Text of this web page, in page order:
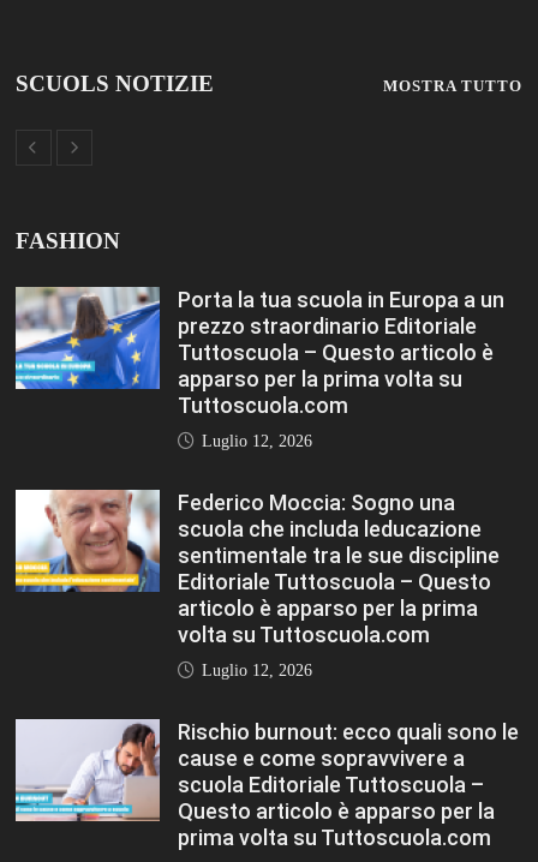
SCUOLS NOTIZIE MOSTRA TUTTO
FASHION
Porta la tua scuola in Europa a un
prezzo straordinario Editoriale
Tuttoscuola – Questo articolo è
apparso per la prima volta su
Tuttoscuola.com
Luglio 12, 2026
Federico Moccia: Sogno una
scuola che includa leducazione
sentimentale tra le sue discipline
Editoriale Tuttoscuola – Questo
articolo è apparso per la prima
volta su Tuttoscuola.com
Luglio 12, 2026
Rischio burnout: ecco quali sono le
cause e come sopravvivere a
scuola Editoriale Tuttoscuola –
Questo articolo è apparso per la
prima volta su Tuttoscuola.com